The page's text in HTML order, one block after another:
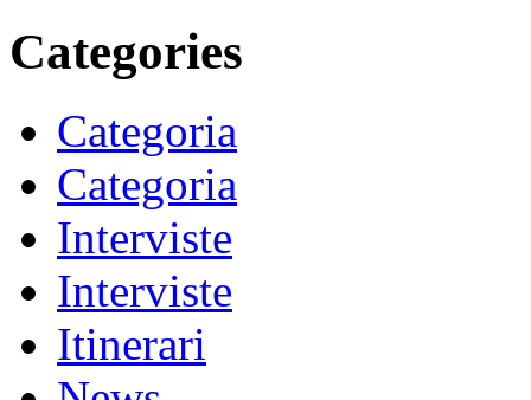
Categories
Categoria
Categoria
Interviste
Interviste
Itinerari